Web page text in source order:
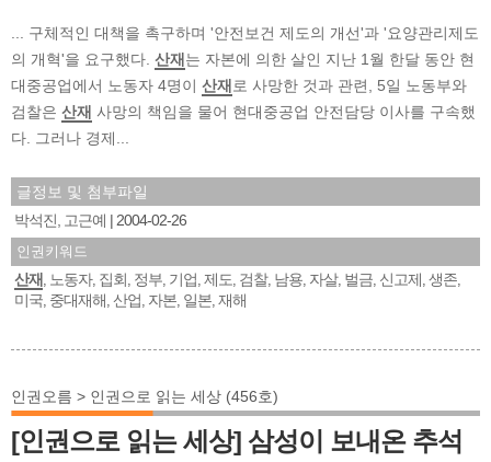
... 구체적인 대책을 촉구하며 '안전보건 제도의 개선'과 '요양관리제도
의 개혁'을 요구했다. 산재 는 자본에 의한 살인 지난 1월 한달 동안 현
대중공업에서 노동자 4명이 산재 로 사망한 것과 관련, 5일 노동부와
검찰은 산재 사망의 책임을 물어 현대중공업 안전담당 이사를 구속했
다. 그러나 경제...
글정보 및 첨부파일
박석진, 고근예
2004-02-26
인권키워드
산재 노동자, 집회 정부 기업 제도 검찰, 남용 자살, 벌금 신고제 생존
미국 중대재해 산업 자본 일본 재해
인권오름 > 인권으로 읽는 세상 (456호)
[인권으로 읽는 세상] 삼성이 보내온 추석